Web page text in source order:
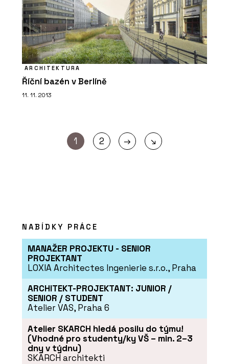
ARCHITEKTURA
Říční bazén v Berlíně
11. 11. 2013
1 2 → ↘
NABÍDKY PRÁCE
MANAŽER PROJEKTU - SENIOR
PROJEKTANT
LOXIA Architectes Ingenierie s.r.o., Praha
ARCHITEKT-PROJEKTANT: JUNIOR /
SENIOR / STUDENT
Atelier VAS, Praha 6
Atelier SKARCH hledá posilu do týmu!
(Vhodné pro studenty/ky VŠ – min. 2–3
dny v týdnu)
SKARCH architekti